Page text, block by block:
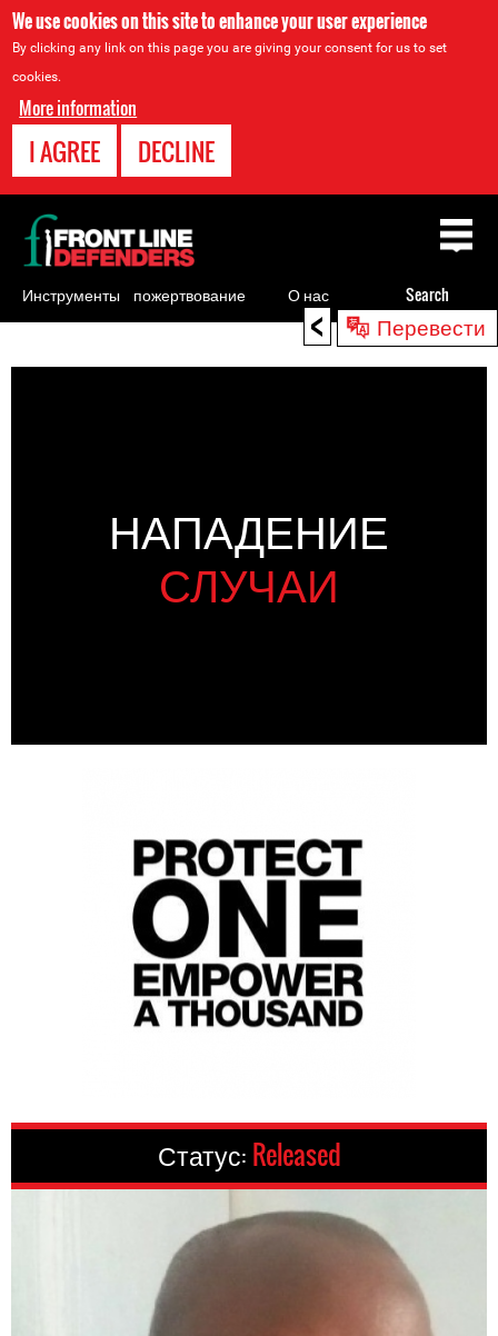
We use cookies on this site to enhance your user experience
By clicking any link on this page you are giving your consent for us to set
cookies.
More information
I AGREE DECLINE
< Перевести
to
НАПАДЕНИЕ
СЛУЧАИ
Статус: Released
Back
to
top
Инструменты
для
пожертвование О нас Search